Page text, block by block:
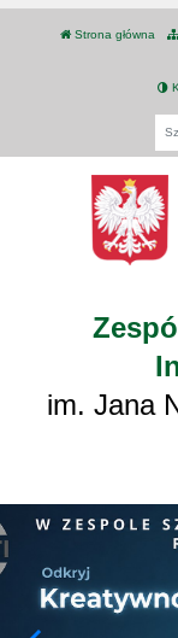
Strona główna
im. Jana